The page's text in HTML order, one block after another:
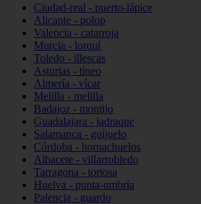
Ciudad-real - puerto-lápice
Alicante - polop
Valencia - catarroja
Murcia - lorquí
Toledo - illescas
Asturias - tineo
Almería - vícar
Melilla - melilla
Badajoz - montijo
Guadalajara - jadraque
Salamanca - guijuelo
Córdoba - hornachuelos
Albacete - villarrobledo
Tarragona - tortosa
Huelva - punta-umbría
Palencia - guardo